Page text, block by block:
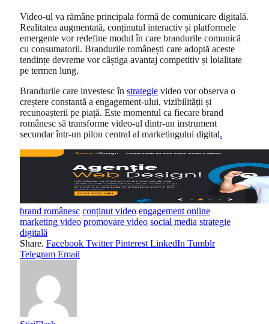
Video-ul va rămâne principala formă de comunicare digitală.
Realitatea augmentată, conținutul interactiv și platformele
emergente vor redefine modul în care brandurile comunică
cu consumatorii. Brandurile românești care adoptă aceste
tendințe devreme vor câștiga avantaj competitiv și loialitate
pe termen lung.
Brandurile care investesc în strategie video vor observa o
creștere constantă a engagement-ului, vizibilității și
recunoașterii pe piață. Este momentul ca fiecare brand
românesc să transforme video-ul dintr-un instrument
secundar într-un pilon central al marketingului digital.
brand românesc conținut video engagement online
marketing video promovare video social media strategie
digitală
Share. Facebook Twitter Pinterest LinkedIn Tumblr
Telegram Email